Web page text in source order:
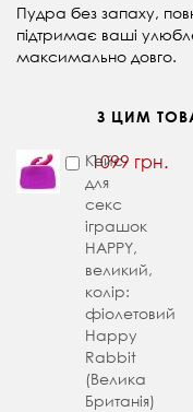
Пудра без запаху,
підтримає ваші
максимально довго.
З ЦИМ
Кейс
для
секс
іграшок
HAPPY,
великий,
колір:
фіолетовий
Happy
Rabbit
(Велика
Британія)
1099 грн.